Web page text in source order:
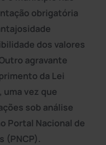
obrigatória
dos valores
agravante
da Lei
uma vez que
sob análise
Portal Nacional de
(PNCP).